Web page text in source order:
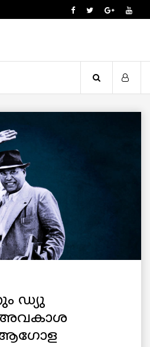
ഡ്യു
ആഗോള